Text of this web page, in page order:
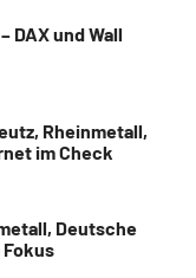
DAX und Wall
Rheinmetall,
im Check
Deutsche
Fokus